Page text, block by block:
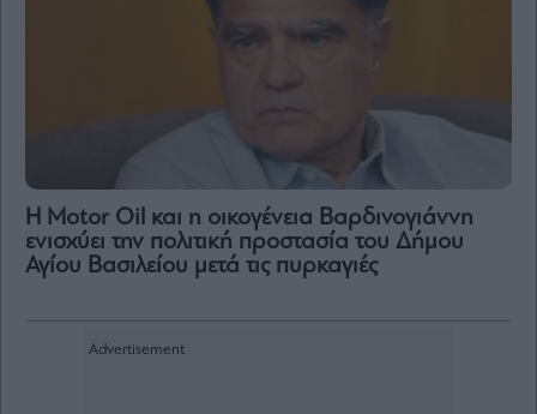
Η Motor Oil και η οικογένεια Βαρδινογιάννη
ενισχύει την πολιτική προστασία του Δήμου
Αγίου Βασιλείου μετά τις πυρκαγιές